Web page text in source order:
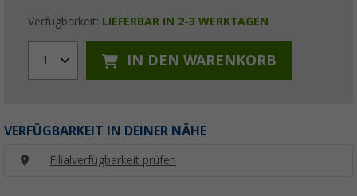
Verfügbarkeit: LIEFERBAR IN 2-3 WERKTAGEN
1 IN DEN WARENKORB
VERFÜGBARKEIT IN DEINER NÄHE
Filialverfügbarkeit prüfen